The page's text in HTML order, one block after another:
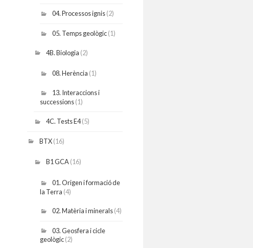
04. Processos ignis(2)
05. Temps geològic(1)
4B. Biologia (2)
08. Herència (1)
13. Interaccions i
successions(1)
4C. Tests E4(5)
BTX(16)
B1 GCA(16)
01. Origen i formació de
la Terra (4)
02. Matèria i minerals(4)
03. Geosfera i cicle
geològic(2)